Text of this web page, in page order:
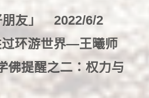
朋友」 2022/6/2
环游世界—王曦师
2022/4/18
佛提醒之二：权力与
的道友
2022/3/1